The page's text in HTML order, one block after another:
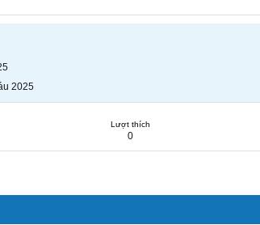
2025
Lượt thích
0